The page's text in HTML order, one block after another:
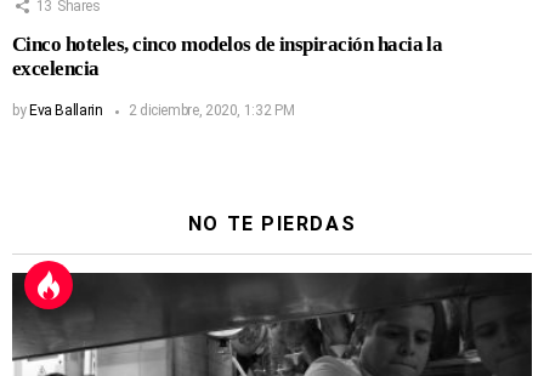
13 Shares
Cinco hoteles, cinco modelos de inspiración hacia la
excelencia
by Eva Ballarin 2 diciembre, 2020, 1:32 PM
NO TE PIERDAS